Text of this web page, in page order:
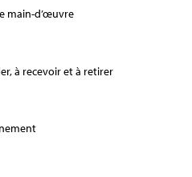
main-d’œuvre
à recevoir et à retirer